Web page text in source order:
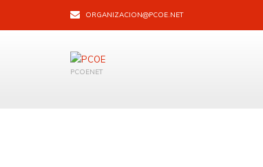
ORGANIZACION@PCOE.NET
PCOENET